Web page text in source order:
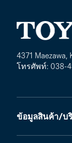
4371 Maezawa,
โทรศัพท์: 038-
ข้อมูลสินค้า/บ